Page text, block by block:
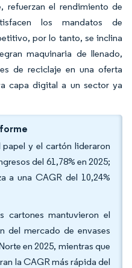
el rendimiento de
los mandatos de
por lo tanto, se inclina
maquinaria de llenado,
de reciclaje en una oferta
capa digital a un sector ya
y el cartón lideraron
del 61,78% en 2025;
a una CAGR del 10,24%
cartones mantuvieron el
del mercado de envases
en 2025, mientras que
la CAGR más rápida del